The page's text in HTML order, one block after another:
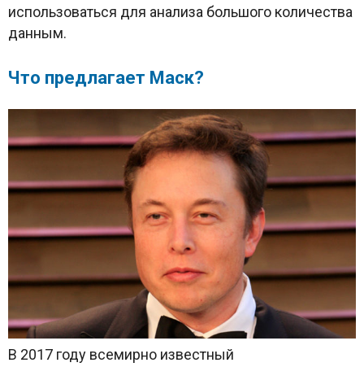
использоваться для анализа большого количества
данным.
Что предлагает Маск?
В 2017 году всемирно известный